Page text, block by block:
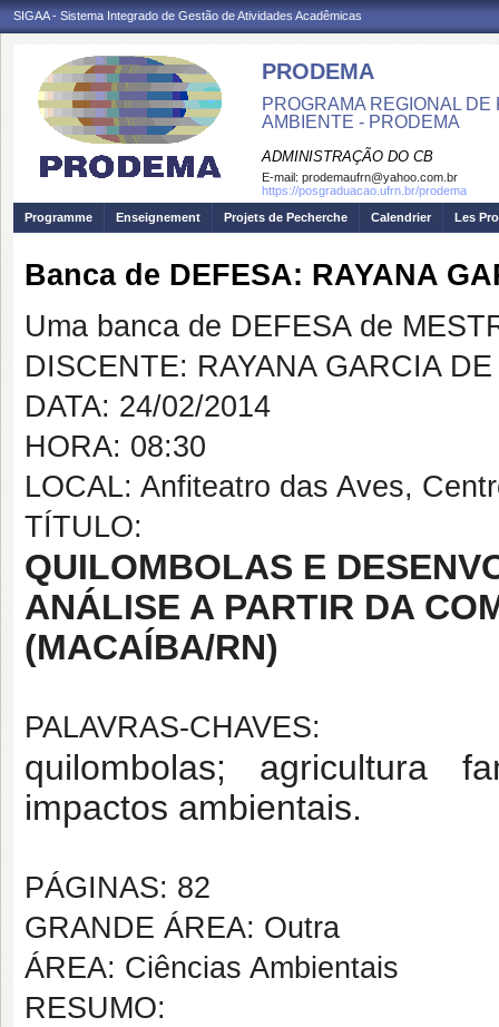
SIGAA - Sistema Integrado de Gestão de Atividades Acadêmicas
PRODEMA
PROGRAMA REGIONAL
AMBIENTE - PRODEMA
ADMINISTRAÇÃO DO CB
E-mail: prodemaufrn@yahoo.com.br
https://posgraduacao.ufrn.br/prodema
Programme
Enseignement Projets de Pecherche Calendrier Les
Banca de DEFESA: RAYANA
Uma banca de DEFESA de
DISCENTE: RAYANA GARCIA
DATA: 24/02/2014
HORA: 08:30
LOCAL: Anfiteatro das Aves,
TÍTULO:
QUILOMBOLAS E
ANÁLISE A PARTIR DA
(MACAÍBA/RN)
PALAVRAS-CHAVES:
quilombolas; agricultura
impactos ambientais.
PÁGINAS: 82
GRANDE ÁREA: Outra
ÁREA: Ciências Ambientais
RESUMO: